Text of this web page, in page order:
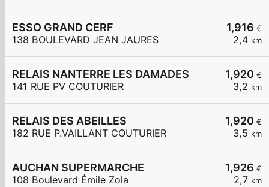
1,916 €
2,4 km
ESSO GRAND CERF
138 BOULEVARD JEAN JAURES
1,920 €
3,2 km
RELAIS NANTERRE LES DAMADES
141 RUE PV COUTURIER
1,920 €
3,5 km
RELAIS DES ABEILLES
182 RUE P.VAILLANT COUTURIER
1,926 €
2,7 km
AUCHAN SUPERMARCHE
108 Boulevard Émile Zola